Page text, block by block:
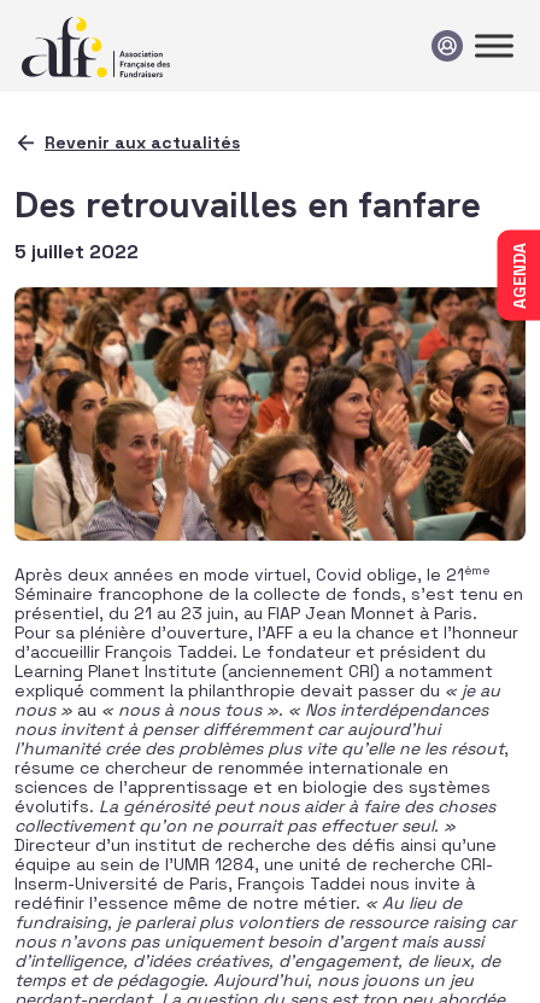
AGENDA
Revenir aux actualités
Des retrouvailles en fanfare
5 juillet 2022
Après deux années en mode virtuel, Covid oblige, le 21ème
Séminaire francophone de la collecte de fonds, s’est tenu en
présentiel, du 21 au 23 juin, au FIAP Jean Monnet à Paris.
Pour sa plénière d’ouverture, l’AFF a eu la chance et l’honneur
d’accueillir François Taddei. Le fondateur et président du
Learning Planet Institute (anciennement CRI) a notamment
expliqué comment la philanthropie devait passer du « je au
nous » au « nous à nous tous ». « Nos interdépendances
nous invitent à penser différemment car aujourd’hui
l’humanité crée des problèmes plus vite qu’elle ne les résout,
résume ce chercheur de renommée internationale en
sciences de l’apprentissage et en biologie des systèmes
évolutifs. La générosité peut nous aider à faire des choses
collectivement qu’on ne pourrait pas effectuer seul. »
Directeur d’un institut de recherche des défis ainsi qu’une
équipe au sein de l’UMR 1284, une unité de recherche CRI-
Inserm-Université de Paris, François Taddei nous invite à
redéfinir l’essence même de notre métier. « Au lieu de
fundraising, je parlerai plus volontiers de ressource raising car
nous n’avons pas uniquement besoin d’argent mais aussi
d’intelligence, d’idées créatives, d’engagement, de lieux, de
temps et de pédagogie. Aujourd’hui, nous jouons un jeu